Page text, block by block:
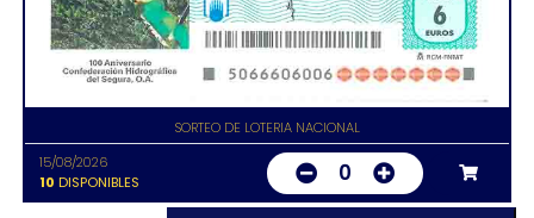
SORTEO DE LOTERIA NACIONAL
15/08/2026
10 DISPONIBLES 0